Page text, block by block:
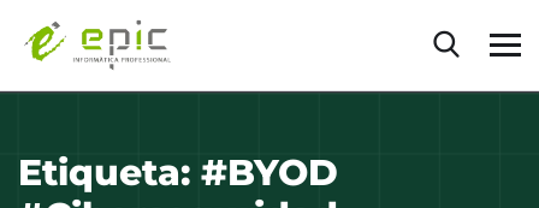
Etiqueta: #BYOD